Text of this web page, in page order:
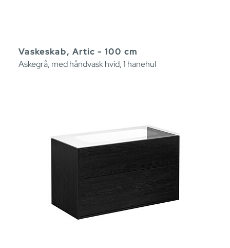
Vaskeskab, Artic - 100 cm
Askegrå, med håndvask hvid, 1 hanehul